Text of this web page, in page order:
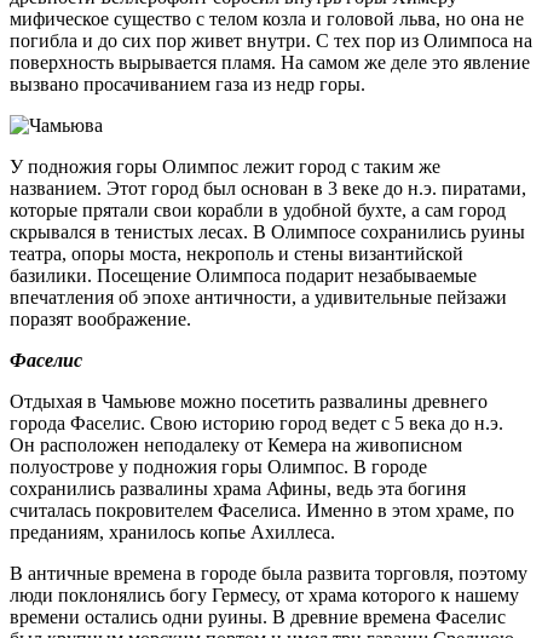
мифическое существо с телом козла и головой льва, но она не
погибла и до сих пор живет внутри. С тех пор из Олимпоса на
поверхность вырывается пламя. На самом же деле это явление
вызвано просачиванием газа из недр горы.
У подножия горы Олимпос лежит город с таким же
названием. Этот город был основан в 3 веке до н.э. пиратами,
которые прятали свои корабли в удобной бухте, а сам город
скрывался в тенистых лесах. В Олимпосе сохранились руины
театра, опоры моста, некрополь и стены византийской
базилики. Посещение Олимпоса подарит незабываемые
впечатления об эпохе античности, а удивительные пейзажи
поразят воображение.
Фаселис
Отдыхая в Чамьюве можно посетить развалины древнего
города Фаселис. Свою историю город ведет с 5 века до н.э.
Он расположен неподалеку от Кемера на живописном
полуострове у подножия горы Олимпос. В городе
сохранились развалины храма Афины, ведь эта богиня
считалась покровителем Фаселиса. Именно в этом храме, по
преданиям, хранилось копье Ахиллеса.
В античные времена в городе была развита торговля, поэтому
люди поклонялись богу Гермесу, от храма которого к нашему
времени остались одни руины. В древние времена Фаселис